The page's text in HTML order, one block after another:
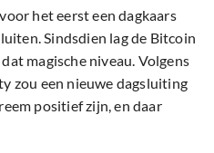
voor het eerst een dagkaars
Sindsdien lag de Bitcoin
magische niveau. Volgens
zou een nieuwe dagsluiting
positief zijn, en daar